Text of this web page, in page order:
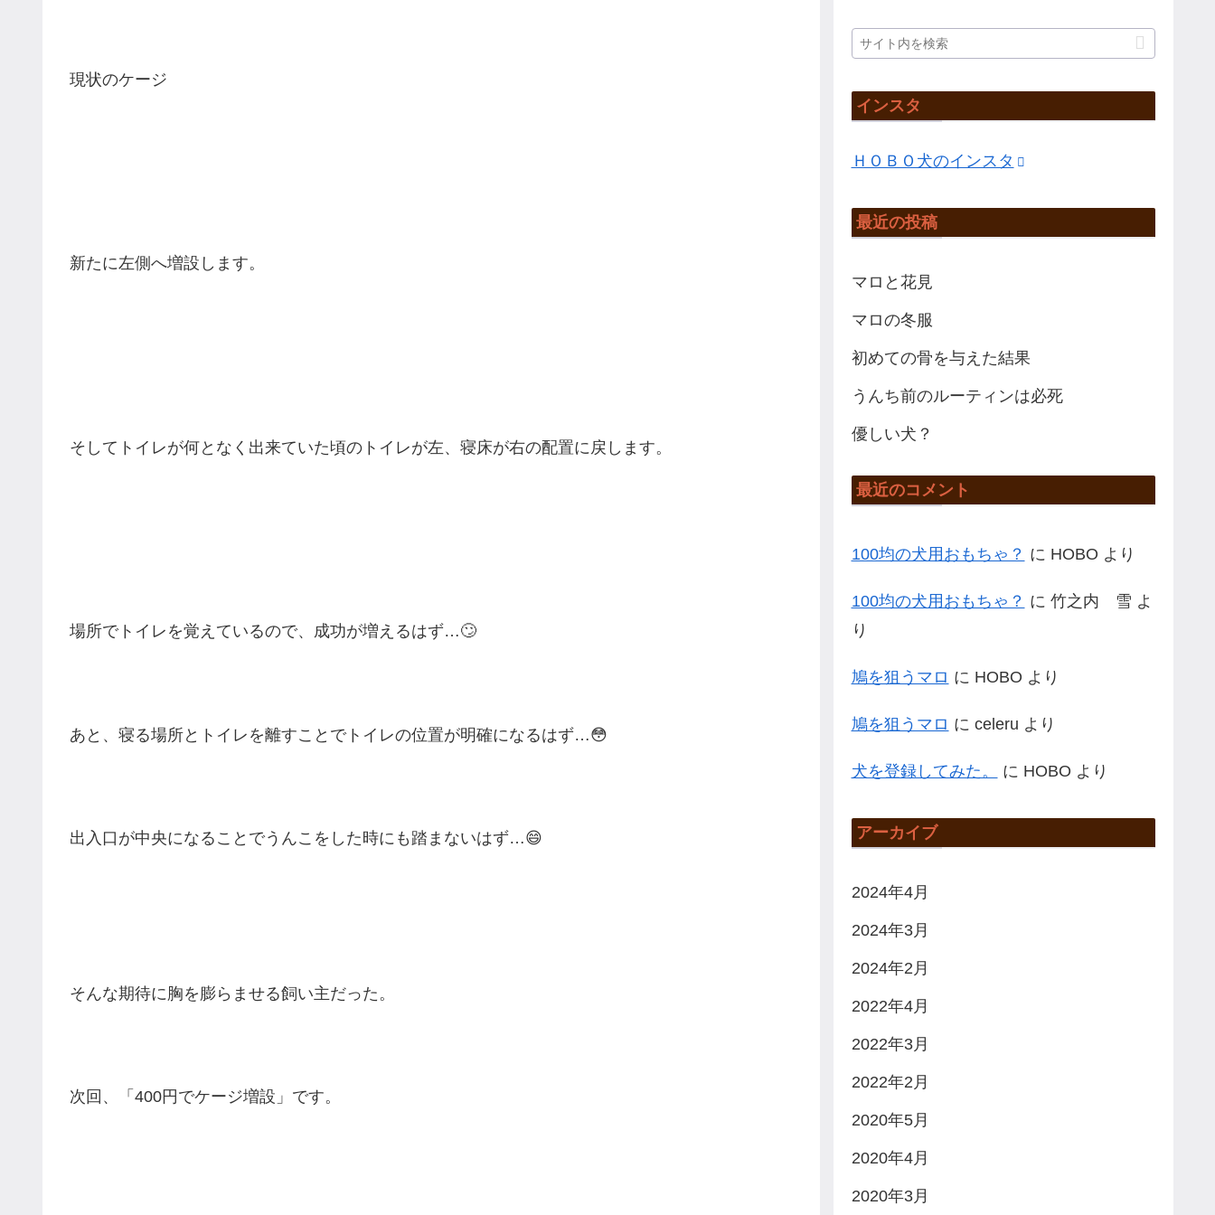
現状のケージ
新たに左側へ増設します。
そしてトイレが何となく出来ていた頃のトイレが左、寝床が右の配置に戻します。
場所でトイレを覚えているので、成功が増えるはず…🙄
あと、寝る場所とトイレを離すことでトイレの位置が明確になるはず…😳
出入口が中央になることでうんこをした時にも踏まないはず…😄
そんな期待に胸を膨らませる飼い主だった。
次回、「400円でケージ増設」です。
インスタ
ＨＯＢＯ犬のインスタ
最近の投稿
マロと花見
マロの冬服
初めての骨を与えた結果
うんち前のルーティンは必死
優しい犬？
最近のコメント
100均の犬用おもちゃ？ に HOBO より
100均の犬用おもちゃ？ に 竹之内 雪 よ
り
鳩を狙うマロ に HOBO より
鳩を狙うマロ に celeru より
犬を登録してみた。 に HOBO より
アーカイブ
2024年4月
2024年3月
2024年2月
2022年4月
2022年3月
2022年2月
2020年5月
2020年4月
2020年3月